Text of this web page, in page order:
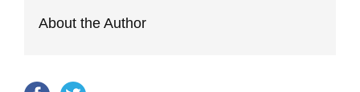
About the Author